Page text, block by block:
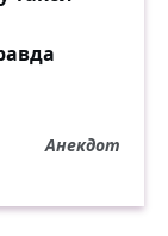
Анекдот